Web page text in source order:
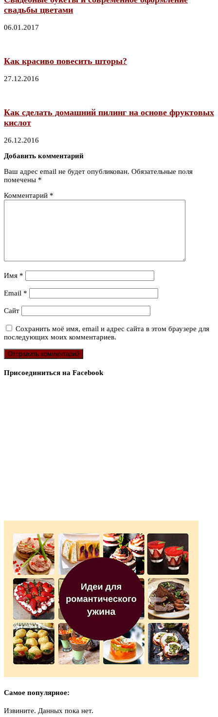
свадьбы цветами
06.01.2017
Как красиво повесить шторы?
27.12.2016
Как сделать домашний пилинг на основе фруктовых
кислот
26.12.2016
Добавить комментарий
Ваш адрес email не будет опубликован. Обязательные поля
помечены *
Комментарий *
Имя *
Email *
Сайт
Сохранить моё имя, email и адрес сайта в этом браузере для
последующих моих комментариев.
Присоединиться на Facebook
Самое популярное:
Извините. Данных пока нет.